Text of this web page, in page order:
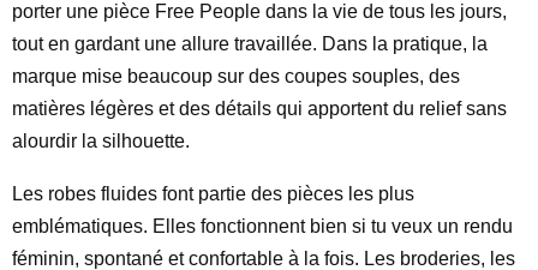
porter une pièce Free People dans la vie de tous les jours,
tout en gardant une allure travaillée. Dans la pratique, la
marque mise beaucoup sur des coupes souples, des
matières légères et des détails qui apportent du relief sans
alourdir la silhouette.
Les robes fluides font partie des pièces les plus
emblématiques. Elles fonctionnent bien si tu veux un rendu
féminin, spontané et confortable à la fois. Les broderies, les